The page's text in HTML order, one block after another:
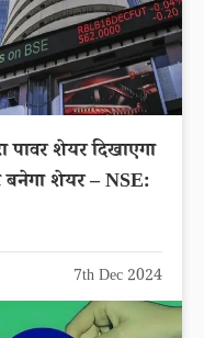
शेयर दिखाएगा
बनेगा शेयर – NSE:
7th Dec 2024